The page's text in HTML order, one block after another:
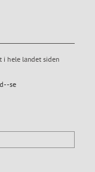
i hele landet siden
se